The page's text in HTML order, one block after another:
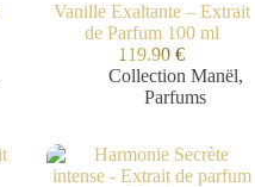
Vanille Exaltante – Extrait
de Parfum 100 ml
119.90€
Collection Manël,
Parfums